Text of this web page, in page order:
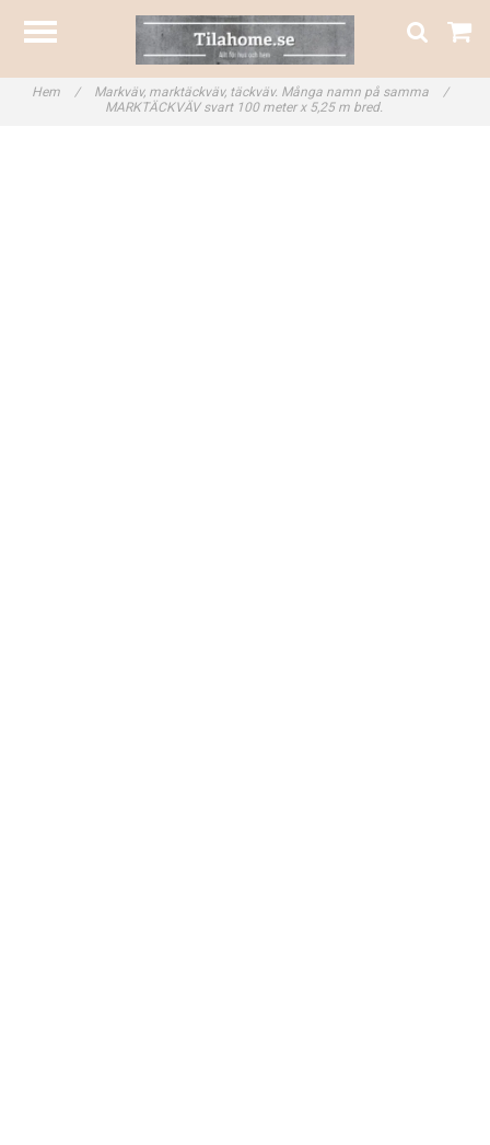
Hem / Markväv, marktäckväv, täckväv. Många namn på samma
/
MARKTÄCKVÄV svart 100 meter x 5,25 m bred.